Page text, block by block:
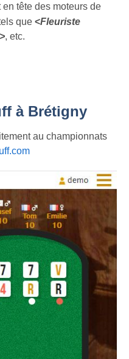
tête des moteurs de
que <Fleuriste
, etc.
à Brétigny
au championnats